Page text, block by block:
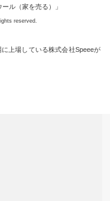
ル（家を売る）」
reserved.
上場している株式会社Speeeが